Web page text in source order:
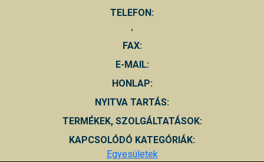
TELEFON:
,
FAX:
E-MAIL:
HONLAP:
NYITVA TARTÁS:
TERMÉKEK, SZOLGÁLTATÁSOK:
KAPCSOLÓDÓ KATEGÓRIÁK:
Egyesületek